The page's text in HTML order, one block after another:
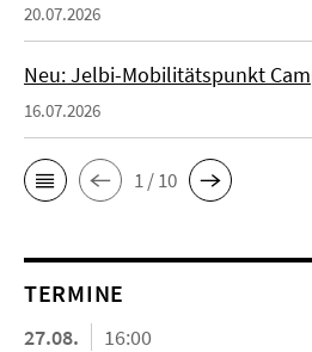
20.07.2026
Neu: Jelbi-Mobilitätspunkt
16.07.2026
1 / 10
TERMINE
27.08.
16:00